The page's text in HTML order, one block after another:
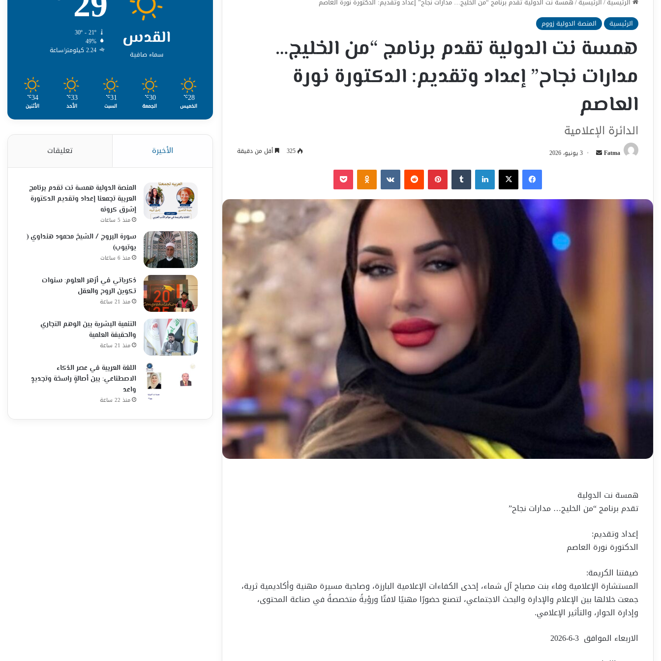
الرئيسية
المنصة الدولية زووم
همسة نت الدولية تقدم برنامج “من الخليج…
مدارات نجاح” إعداد وتقديم: الدكتورة نورة
العاصم
الدائرة الإعلامية
Fatma
أرسل 3 يونيو، 2026 325 أقل من دقيقة
فيسبوك‫X لينكدإن بينتيريست Odnoklassniki
‫Pocket
همسة نت الدولية
تقدم برنامج “من الخليج… مدارات نجاح”
إعداد وتقديم:
الدكتورة نورة العاصم
ضيفتنا الكريمة:
المستشارة الإعلامية وفاء بنت مصباح آل شماء، إحدى الكفاءات الإعلامية البارزة، وصاحبة مسيرة مهنية وأكاديمية ثرية،
جمعت خلالها بين الإعلام والإدارة والبحث الاجتماعي، لتصنع حضورًا مهنيًا لافتًا ورؤيةً متخصصةً في صناعة المحتوى،
وإدارة الحوار، والتأثير الإعلامي.
الاربعاء الموافق 3-6-2026
القدس
سماء صافية
30º - 21º
49%
2.24 كيلومتر/ساعة
28
℃
الخميس
30
℃
الجمعة
31
℃
السبت
33
℃
الأحد
34
℃
الأثنين
الأخيرة تعليقات
المنصة الدولية همسة نت تقدم برنامج
العربية تجمعنا إعداد وتقديم الدكتورة
إشرق كرونه
منذ 5 ساعات
سورة البروج / الشيخ محمود هنداوي (
يوتيوب)
منذ 6 ساعات
ذكرياتي في أزهر العلوم: سنوات
تكوين الروح والعقل
منذ 21 ساعة
التنمية البشرية بين الوهم التجاري
والحقيقة العلمية
منذ 21 ساعة
اللغة العربية في عصر الذكاء
الاصطناعي: بين أصالةٍ راسخة وتجديدٍ
واعد
منذ 22 ساعة